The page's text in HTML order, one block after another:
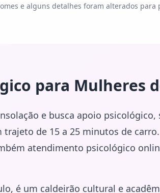
e alguns detalhes foram alterados
para Mulheres
e busca apoio
trajeto de 15 a 25 minutos de
atendimento psicológico
é um caldeirão cultural e